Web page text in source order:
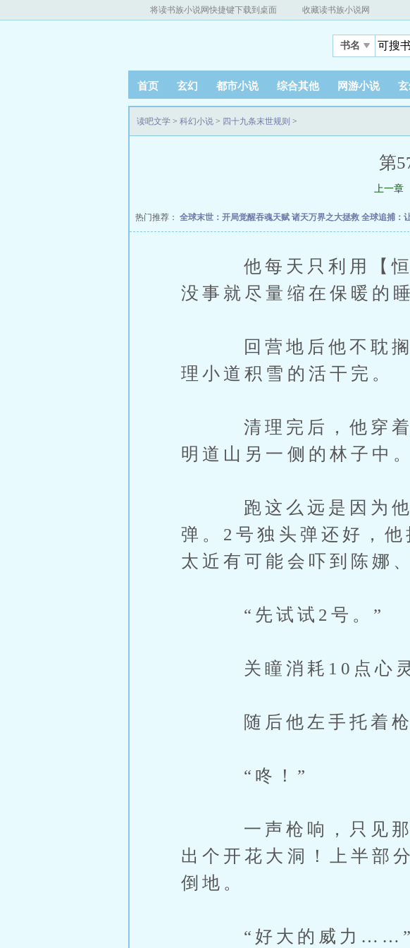
将读书族小说网快捷键下载到桌面 收藏读书族小说网
书名
首页 玄幻 都市小说 综合其他 网游小说
读吧文学 > 科幻小说 > 四十九条末世规则 >
第
上一章
热门推荐： 全球末世：开局觉醒吞魂天赋 诸天万界之大拯救 全球追捕：
他每天只利用【恒温
没事就尽量缩在保暖的
回营地后他不耽搁时
理小道积雪的活干完。
清理完后，他穿着【
明道山另一侧的林子中。
跑这么远是因为他要
弹。2号独头弹还好，
太近有可能会吓到陈娜
“先试试2号。”
关瞳消耗10点心灵
随后他左手托着枪管
“咚！”
一声枪响，只见那棵
出个开花大洞！上半部
倒地。
“好大的威力……”